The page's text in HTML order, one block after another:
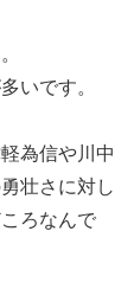
いです。
為信や川中
壮さに対し
ろなんで